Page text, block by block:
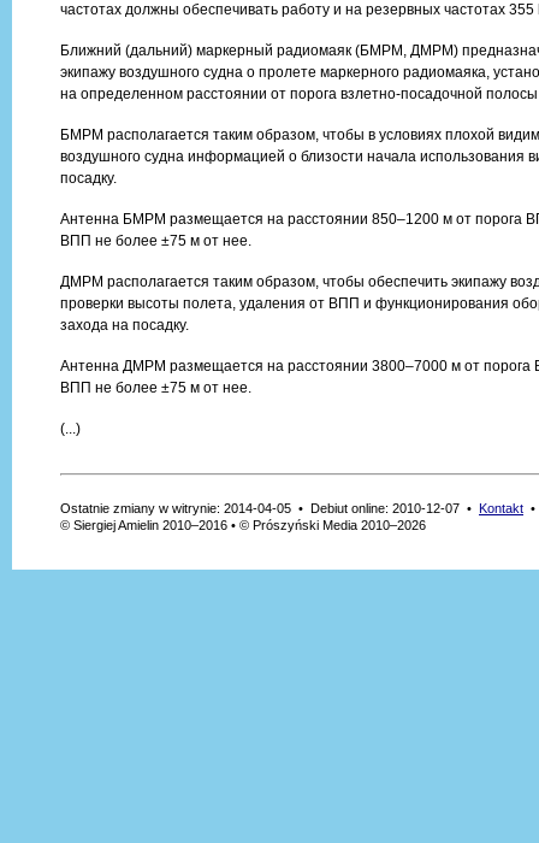
частотах должны обеспечивать работу и на резервных частотах
Ближний (дальний) маркерный радиомаяк (БМРМ, ДМРМ)
экипажу воздушного судна о пролете маркерного радиомаяка,
на определенном расстоянии от порога взлетно-посадочной
БМРМ располагается таким образом, чтобы в условиях плохой
воздушного судна информацией о близости начала использования
посадку.
Антенна БМРМ размещается на расстоянии 850–1200 м от порога
ВПП не более ±75 м от нее.
ДМРМ располагается таким образом, чтобы обеспечить экипажу
проверки высоты полета, удаления от ВПП и функционирования
захода на посадку.
Антенна ДМРМ размещается на расстоянии 3800–7000 м от
ВПП не более ±75 м от нее.
(...)
Ostatnie zmiany w witrynie: 2014-04-05 • Debiut online: 2010-12-07 • Kontakt
© Siergiej Amielin 2010–2016 • © Prószyński Media 2010–2026